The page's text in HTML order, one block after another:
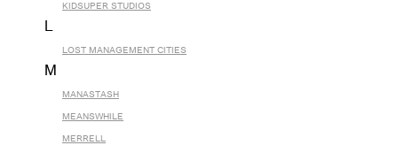
KIDSUPER STUDIOS
L
LOST MANAGEMENT CITIES
M
MANASTASH
MEANSWHILE
MERRELL